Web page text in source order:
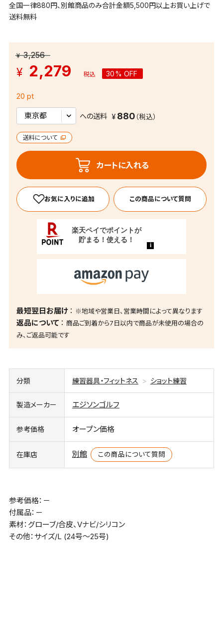
全国一律880円、別館商品のみ合計金額5,500円以上お買い上げで
送料無料
¥3,256
¥ 2,279 税込 30% OFF
20 pt
への送料 880
送料について
カートに入れる
この商品について質問
最短翌日お届け ※地域や営業日、営業時間によって異なります
返品について
商品ご到着から7日以内で商品が未使用の場合の
み、ご返品可能です
分類 練習器具・フィットネス ショット練習
製造メーカー エジソンゴルフ
参考価格 オープン価格
在庫店 別館 この商品について質問
参考価格：－
付属品：－
素材：グローブ/合皮、Vナビ/シリコン
その他：サイズ/L (24号～25号)